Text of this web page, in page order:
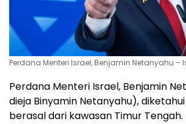
Perdana Menteri Israel, Benjamin Netanyahu –
Perdana Menteri Israel, Benjamin
dieja Binyamin Netanyahu),
berasal dari kawasan Timur Tengah.